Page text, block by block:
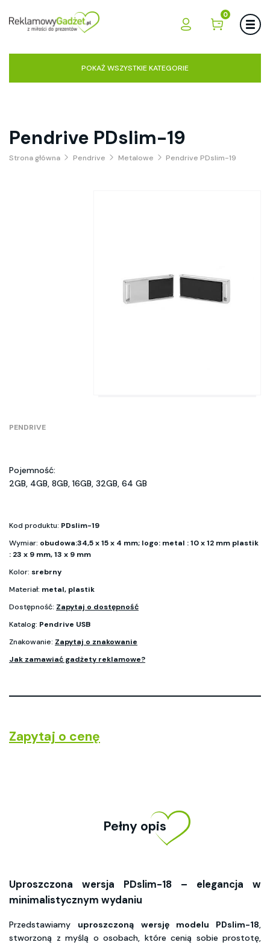
0
POKAŻ WSZYSTKIE KATEGORIE
Pendrive PDslim-19
Strona główna Pendrive Metalowe Pendrive PDslim-19
PENDRIVE
Pojemność:
2GB, 4GB, 8GB, 16GB, 32GB, 64 GB
Kod produktu: PDslim-19
Wymiar: obudowa:34,5 x 15 x 4 mm; logo: metal : 10 x 12 mm plastik
: 23 x 9 mm, 13 x 9 mm
Kolor: srebrny
Materiał: metal, plastik
Dostępność: Zapytaj o dostępność
Katalog: Pendrive USB
Znakowanie: Zapytaj o znakowanie
Jak zamawiać gadżety reklamowe?
Zapytaj o cenę
Pełny opis
Uproszczona wersja PDslim-18 – elegancja w
minimalistycznym wydaniu
Przedstawiamy uproszczoną wersję modelu PDslim-18,
stworzoną z myślą o osobach, które cenią sobie prostotę,